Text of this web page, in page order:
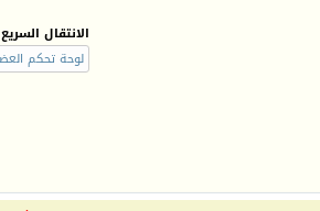
الانتقال السريع